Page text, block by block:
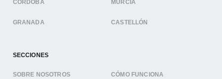
CÓRDOBA MURCIA
GRANADA CASTELLÓN
SECCIONES
SOBRE NOSOTROS CÓMO FUNCIONA